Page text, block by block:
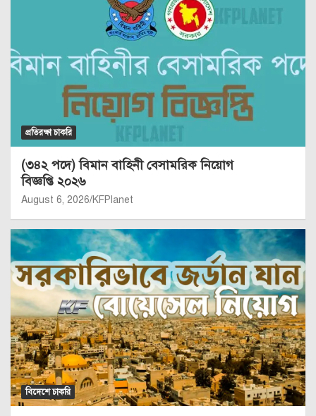
প্রতিরক্ষা চাকরি
(৩৪২ পদে) বিমান বাহিনী বেসামরিক নিয়োগ
বিজ্ঞপ্তি ২০২৬
August 6, 2026 KFPlanet
বিদেশে চাকরি